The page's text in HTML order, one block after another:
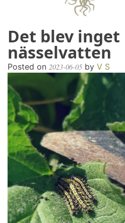
odlingslotten.com
Odling på 200 kvm i Stockholms
Det blev inget
nässelvatten
Posted on 2023-06-05 by V S